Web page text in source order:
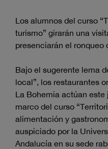
Los alumnos del curso
turismo” girarán una
presenciarán el ronqueo
Bajo el sugerente lema
local”, los restaurantes
La Bohemia actúan este
marco del curso
alimentación y
auspiciado por la
Andalucía en su sede